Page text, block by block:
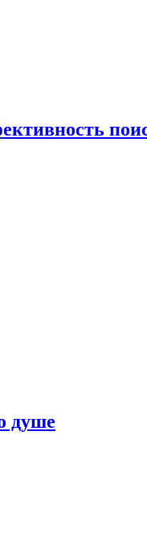
душе